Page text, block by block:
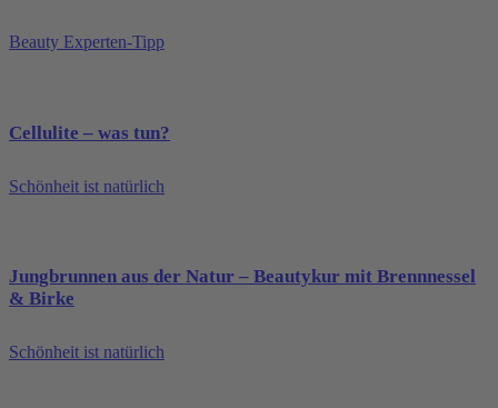
Beauty Experten-Tipp
Cellulite – was tun?
Schönheit ist natürlich
Jungbrunnen aus der Natur – Beautykur mit Brennnessel
& Birke
Schönheit ist natürlich